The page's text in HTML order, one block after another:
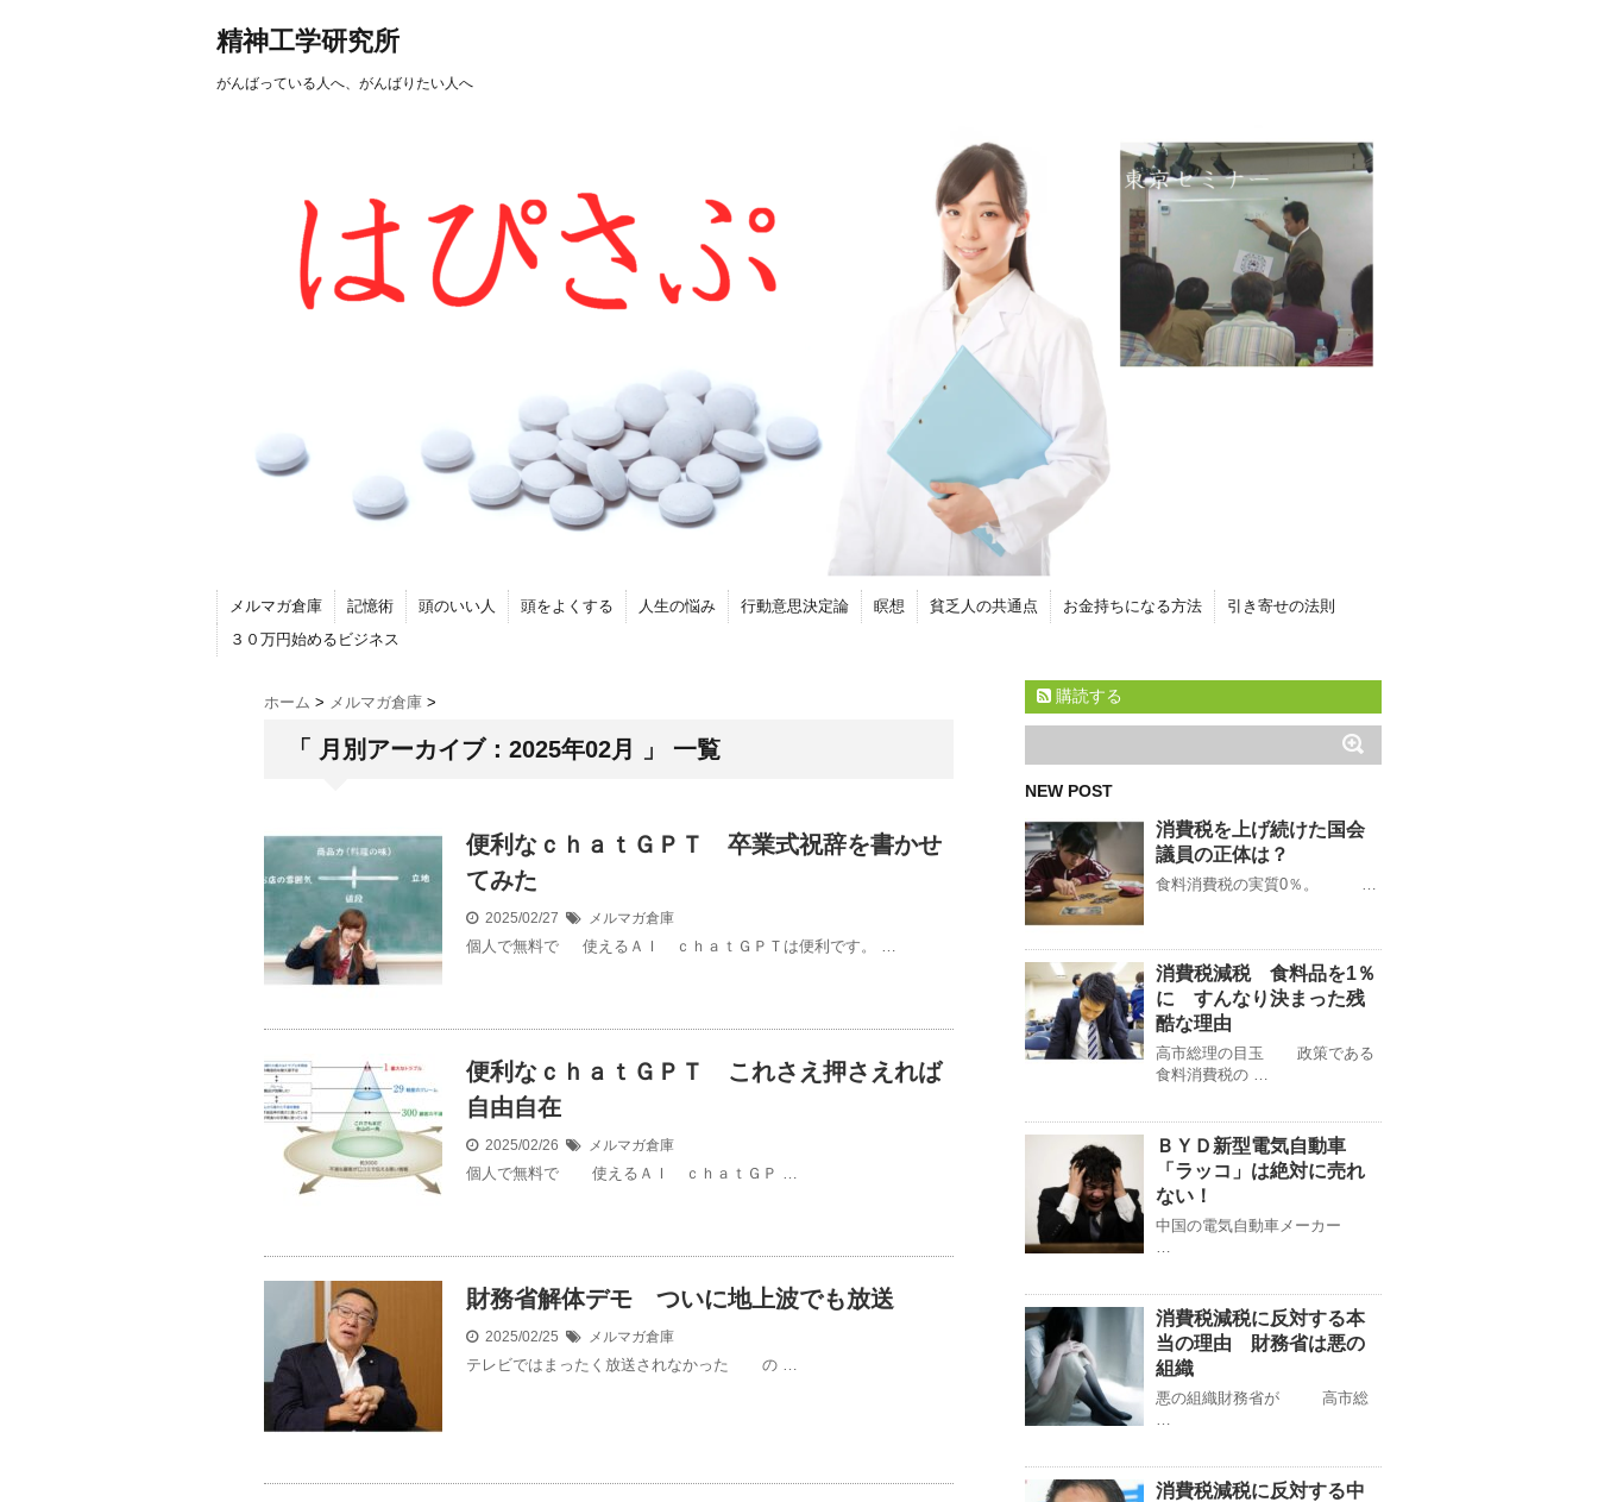
精神工学研究所
がんばっている人へ、がんばりたい人へ
メルマガ倉庫 記憶術 頭のいい人 頭をよくする 人生の悩み 行動意思決定論 瞑想 貧乏人の共通点 お金持ちになる方法
引き寄せの法則
３０万円始めるビジネス
ホーム > メルマガ倉庫 >
「 月別アーカイブ：2025年02月 」 一覧
便利なｃｈａｔＧＰＴ 卒業式祝辞を書かせ
てみた
2025/02/27 メルマガ倉庫
個人で無料で 使えるＡＩ ｃｈａｔＧＰＴは便利です。 …
便利なｃｈａｔＧＰＴ これさえ押さえれば
自由自在
2025/02/26 メルマガ倉庫
個人で無料で 使えるＡＩ ｃｈａｔＧＰ …
財務省解体デモ ついに地上波でも放送
2025/02/25 メルマガ倉庫
テレビではまったく放送されなかった の …
購読する
NEW POST
消費税を上げ続けた国会
議員の正体は？
食料消費税の実質0％。 …
消費税減税 食料品を1％
に すんなり決まった残
酷な理由
高市総理の目玉 政策である
食料消費税の …
ＢＹＤ新型電気自動車
「ラッコ」は絶対に売れ
ない！
中国の電気自動車メーカー
…
消費税減税に反対する本
当の理由 財務省は悪の
組織
悪の組織財務省が 高市総
…
消費税減税に反対する中